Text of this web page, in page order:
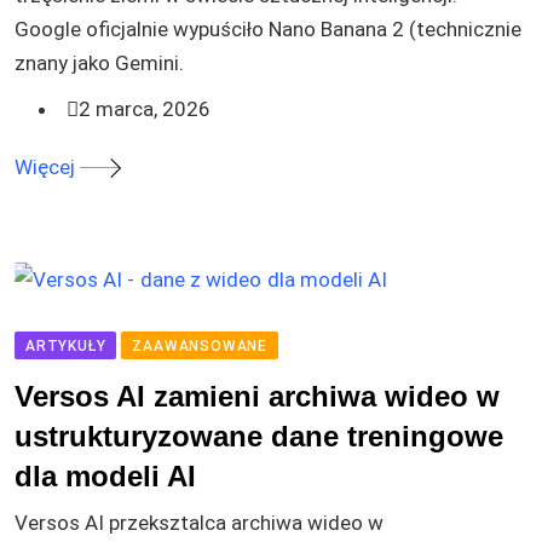
Google oficjalnie wypuściło Nano Banana 2 (technicznie
znany jako Gemini.
2 marca, 2026
Więcej
ARTYKUŁY ZAAWANSOWANE
Versos AI zamieni archiwa wideo w
ustrukturyzowane dane treningowe
dla modeli AI
Versos AI przeksztalca archiwa wideo w